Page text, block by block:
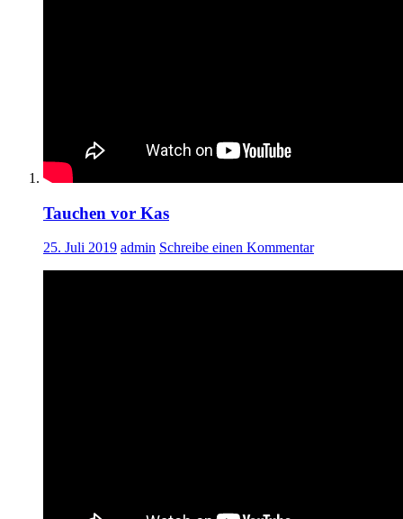
Tauchen vor Kas
25. Juli 2019 admin Schreibe einen Kommentar